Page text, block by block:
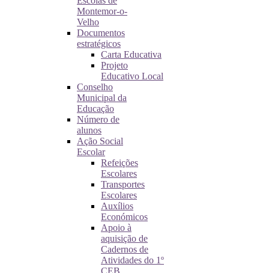
Montemor-o-
Velho
Documentos
estratégicos
Carta Educativa
Projeto
Educativo Local
Conselho
Municipal da
Educação
Número de
alunos
Ação Social
Escolar
Refeições
Escolares
Transportes
Escolares
Auxílios
Económicos
Apoio à
aquisição de
Cadernos de
Atividades do 1º
CEB